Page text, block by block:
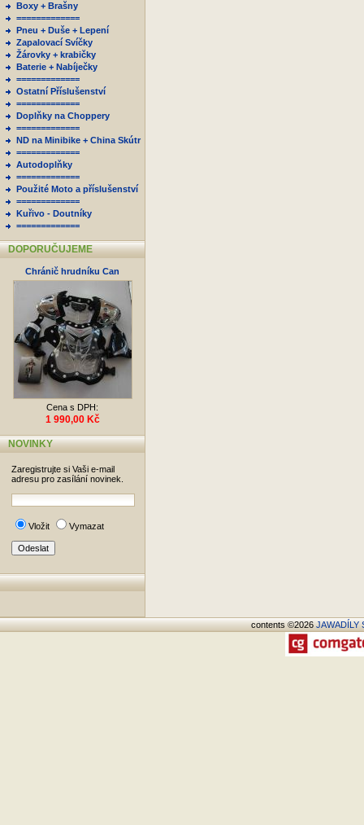
Boxy + Brašny
=============
Pneu + Duše + Lepení
Zapalovací Svíčky
Žárovky + krabičky
Baterie + Nabíječky
=============
Ostatní Příslušenství
=============
Doplňky na Choppery
=============
ND na Minibike + China Skútr
=============
Autodoplňky
=============
Použité Moto a příslušenství
=============
Kuřivo - Doutníky
=============
DOPORUČUJEME
Chránič hrudníku Can
Cena s DPH:
1 990,00 Kč
NOVINKY
Zaregistrujte si Vaši e-mail
adresu pro zasílání novinek.
Vložit Vymazat
contents ©2026JAWADÍLY